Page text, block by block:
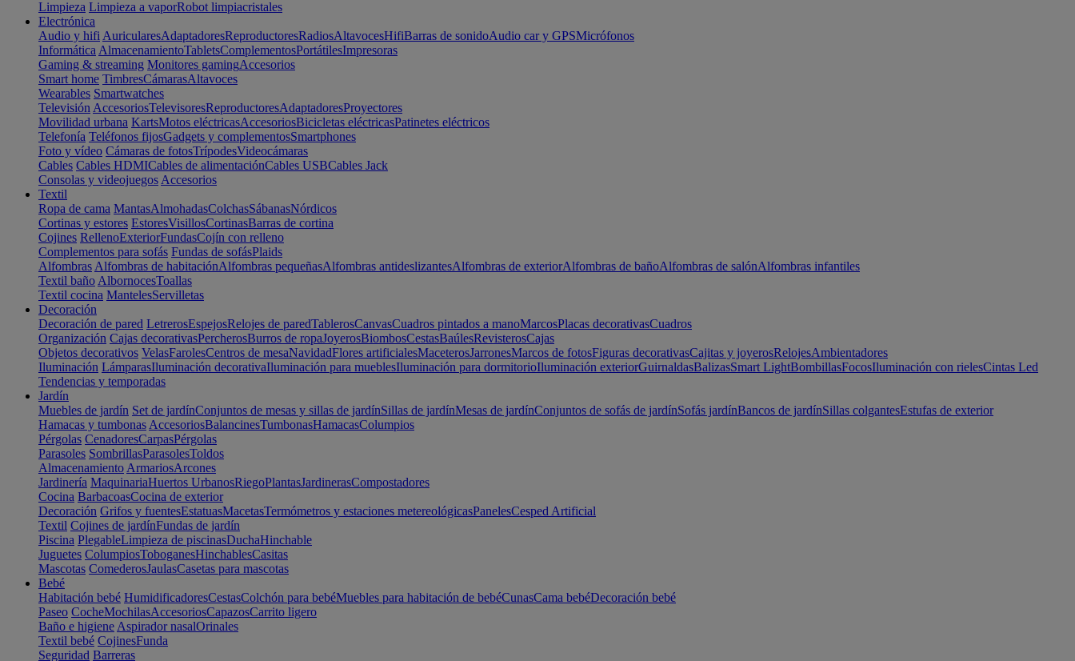
Limpieza Limpieza a vaporRobot limpiacristales
Electrónica
Audio y hifi AuricularesAdaptadoresReproductoresRadiosAltavocesHifiBarras de sonidoAudio car y GPSMicrófonos
Informática AlmacenamientoTabletsComplementosPortátilesImpresoras
Gaming & streaming Monitores gamingAccesorios
Smart home TimbresCámarasAltavoces
Wearables Smartwatches
Televisión AccesoriosTelevisoresReproductoresAdaptadoresProyectores
Movilidad urbana KartsMotos eléctricasAccesoriosBicicletas eléctricasPatinetes eléctricos
Telefonía Teléfonos fijosGadgets y complementosSmartphones
Foto y vídeo Cámaras de fotosTrípodesVideocámaras
Cables Cables HDMICables de alimentaciónCables USBCables Jack
Consolas y videojuegos Accesorios
Textil
Ropa de cama MantasAlmohadasColchasSábanasNórdicos
Cortinas y estores EstoresVisillosCortinasBarras de cortina
Cojines RellenoExteriorFundasCojín con relleno
Complementos para sofás Fundas de sofásPlaids
Alfombras Alfombras de habitaciónAlfombras pequeñasAlfombras antideslizantesAlfombras de exteriorAlfombras de bañoAlfombras de salónAlfombras infantiles
Textil baño AlbornocesToallas
Textil cocina MantelesServilletas
Decoración
Decoración de pared LetrerosEspejosRelojes de paredTablerosCanvasCuadros pintados a manoMarcosPlacas decorativasCuadros
Organización Cajas decorativasPercherosBurros de ropaJoyerosBiombosCestasBaúlesRevisterosCajas
Objetos decorativos VelasFarolesCentros de mesaNavidadFlores artificialesMaceterosJarronesMarcos de fotosFiguras decorativasCajitas y joyerosRelojesAmbientadores
Iluminación LámparasIluminación decorativaIluminación para mueblesIluminación para dormitorioIluminación exteriorGuirnaldasBalizasSmart LightBombillasFocosIluminación con rielesCintas Led
Tendencias y temporadas
Jardín
Muebles de jardín Set de jardínConjuntos de mesas y sillas de jardínSillas de jardínMesas de jardínConjuntos de sofás de jardínSofás jardínBancos de jardínSillas colgantesEstufas de exterior
Hamacas y tumbonas AccesoriosBalancinesTumbonasHamacasColumpios
Pérgolas CenadoresCarpasPérgolas
Parasoles SombrillasParasolesToldos
Almacenamiento ArmariosArcones
Jardinería MaquinariaHuertos UrbanosRiegoPlantasJardinerasCompostadores
Cocina BarbacoasCocina de exterior
Decoración Grifos y fuentesEstatuasMacetasTermómetros y estaciones metereológicasPanelesCesped Artificial
Textil Cojines de jardínFundas de jardín
Piscina PlegableLimpieza de piscinasDuchaHinchable
Juguetes ColumpiosToboganesHinchablesCasitas
Mascotas ComederosJaulasCasetas para mascotas
Bebé
Habitación bebé HumidificadoresCestasColchón para bebéMuebles para habitación de bebéCunasCama bebéDecoración bebé
Paseo CocheMochilasAccesoriosCapazosCarrito ligero
Baño e higiene Aspirador nasalOrinales
Textil bebé CojinesFunda
Seguridad Barreras